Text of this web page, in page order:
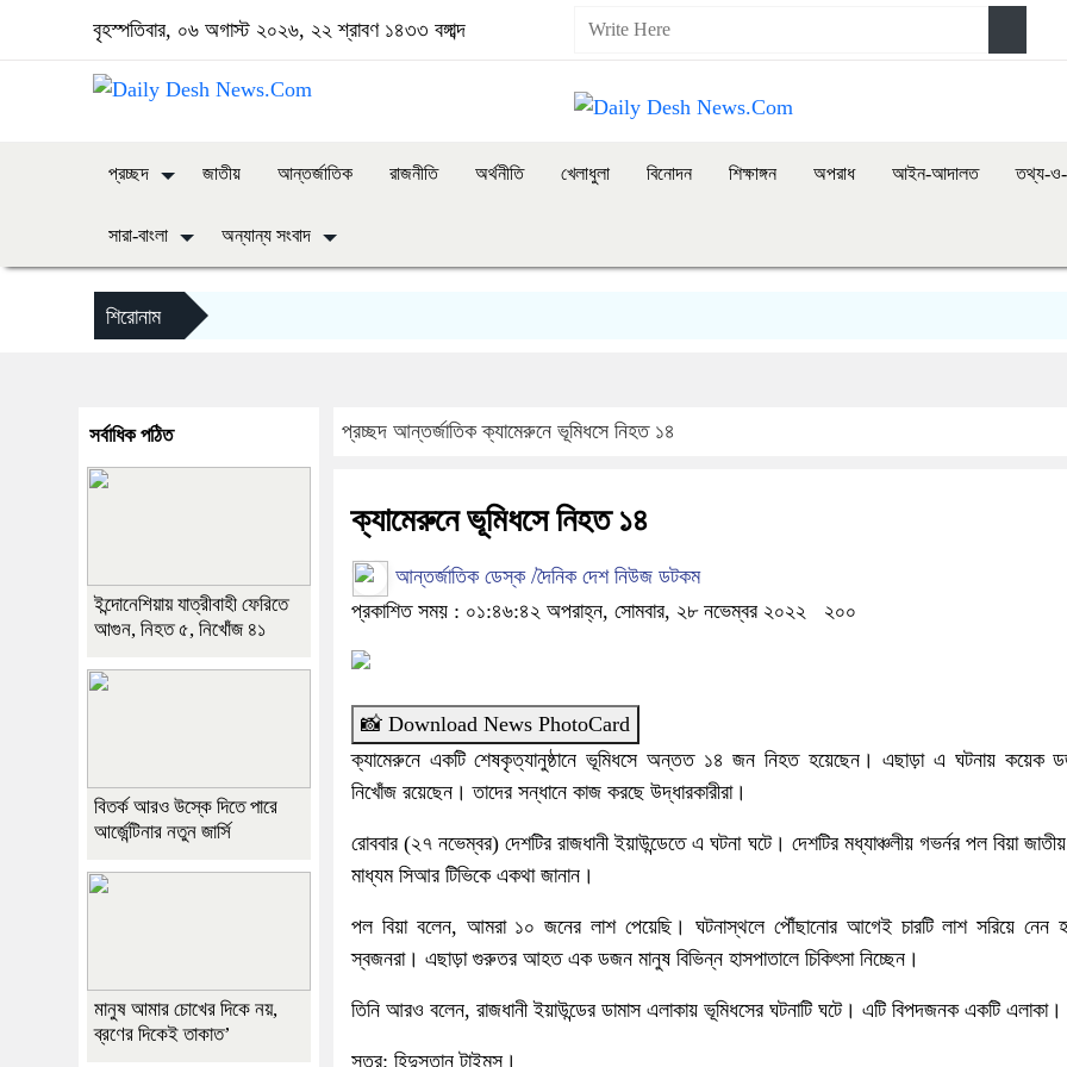
বৃহস্পতিবার, ০৬ অগাস্ট ২০২৬, ২২ শ্রাবণ ১৪৩৩ বঙ্গাব্দ
প্রচ্ছদ জাতীয় আন্তর্জাতিক রাজনীতি অর্থনীতি খেলাধুলা বিনোদন শিক্ষাঙ্গন অপরাধ আইন-আদালত তথ্য-ও-
সারা-বাংলা অন্যান্য সংবাদ
শিরোনাম
প্রচ্ছদ আন্তর্জাতিক ক্যামেরুনে ভূমিধসে নিহত ১৪
ক্যামেরুনে ভূমিধসে নিহত ১৪
আন্তর্জাতিক ডেস্ক /দৈনিক দেশ নিউজ ডটকম
প্রকাশিত সময় : ০১:৪৬:৪২ অপরাহ্ন, সোমবার, ২৮ নভেম্বর ২০২২
২০০
📸 Download News PhotoCard
ক্যামেরুনে একটি শেষকৃত্যানুষ্ঠানে ভূমিধসে অন্তত ১৪ জন নিহত হয়েছেন। এছাড়া এ ঘটনায় কয়েক
নিখোঁজ রয়েছেন। তাদের সন্ধানে কাজ করছে উদ্ধারকারীরা।
রোববার (২৭ নভেম্বর) দেশটির রাজধানী ইয়াউন্ডেতে এ ঘটনা ঘটে। দেশটির মধ্যাঞ্চলীয় গভর্নর পল বিয়া
মাধ্যম সিআর টিভিকে একথা জানান।
পল বিয়া বলেন, ‌আমরা ১০ জনের লাশ পেয়েছি। ঘটনাস্থলে পৌঁছানোর আগেই চারটি লাশ সরিয়ে নেন
স্বজনরা। এছাড়া গুরুতর আহত এক ডজন মানুষ বিভিন্ন হাসপাতালে চিকিৎসা নিচ্ছেন।
তিনি আরও বলেন, রাজধানী ইয়াউন্ডের ডামাস এলাকায় ভূমিধসের ঘটনাটি ঘটে। এটি বিপদজনক একটি এলাকা।
সূত্র: হিন্দুস্তান টাইমস।
সর্বাধিক পঠিত
ইন্দোনেশিয়ায় যাত্রীবাহী ফেরিতে
আগুন, নিহত ৫, নিখোঁজ ৪১
বিতর্ক আরও উস্কে দিতে পারে
আর্জেন্টিনার নতুন জার্সি
মানুষ আমার চোখের দিকে নয়,
ব্রণের দিকেই তাকাত’